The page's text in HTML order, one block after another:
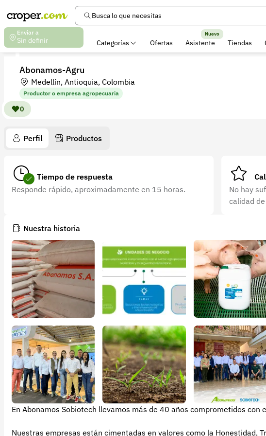
Busca lo que necesitas
Enviar a
Sin definir Categorías Ofertas Asistente
Nuevo
Tiendas
0
Abonamos-Agru
Medellín, Antioquia, Colombia
Productor o empresa agropecuaria
Perfil Productos
Tiempo de respuesta
Responde rápido, aproximadamente en 15 horas.
No hay
calidad
Nuestra historia
En Abonamos Sobiotech llevamos más de 40 años comprometidos
Nuestras empresas están cimentadas en valores como la Honestidad,